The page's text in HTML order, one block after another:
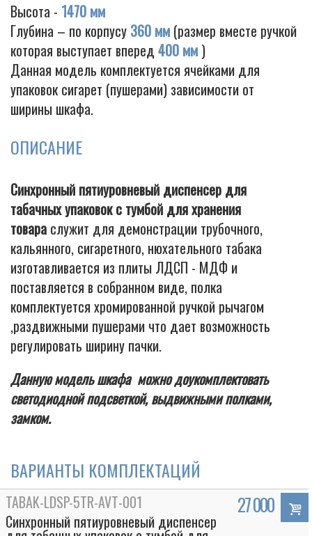
Cigarette
Высота - 1470 мм
Глубина – по корпусу 360 мм (размер вместе ручкой
которая выступает вперед400 мм )
Данная модель комплектуется ячейками для
упаковок сигарет (пушерами) зависимости от
ширины шкафа.
ОПИСАНИЕ
Синхронный пятиуровневый диспенсер для
табачных упаковок с тумбой для хранения
товара служит для демонстрации трубочного,
кальянного, сигаретного, нюхательного табака
изготавливается из плиты ЛДСП - МДФ и
поставляется в собранном виде, полка
комплектуется хромированной ручкой рычагом
,раздвижными пушерами что дает возможность
регулировать ширину пачки.
Данную модель шкафа можно доукомплектовать
светодиодной подсветкой, выдвижными полками,
замком.
ВАРИАНТЫ КОМПЛЕКТАЦИЙ
TABAK-LDSP-5TR-AVT-001
Синхронный пятиуровневый диспенсер
27 000